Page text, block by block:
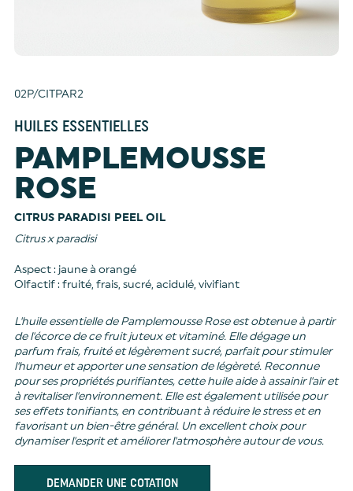
02P/CITPAR2
HUILES ESSENTIELLES
PAMPLEMOUSSE
ROSE
CITRUS PARADISI PEEL OIL
Citrus x paradisi
Aspect : jaune à orangé
Olfactif : fruité, frais, sucré, acidulé, vivifiant
L'huile essentielle de Pamplemousse Rose est obtenue à partir
de l'écorce de ce fruit juteux et vitaminé. Elle dégage un
parfum frais, fruité et légèrement sucré, parfait pour stimuler
l'humeur et apporter une sensation de légèreté. Reconnue
pour ses propriétés purifiantes, cette huile aide à assainir l'air et
à revitaliser l'environnement. Elle est également utilisée pour
ses effets tonifiants, en contribuant à réduire le stress et en
favorisant un bien-être général. Un excellent choix pour
dynamiser l'esprit et améliorer l'atmosphère autour de vous.
DEMANDER UNE COTATION